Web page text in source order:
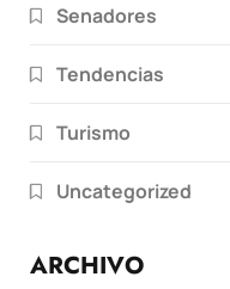
Senadores
Tendencias
Turismo
Uncategorized
ARCHIVO